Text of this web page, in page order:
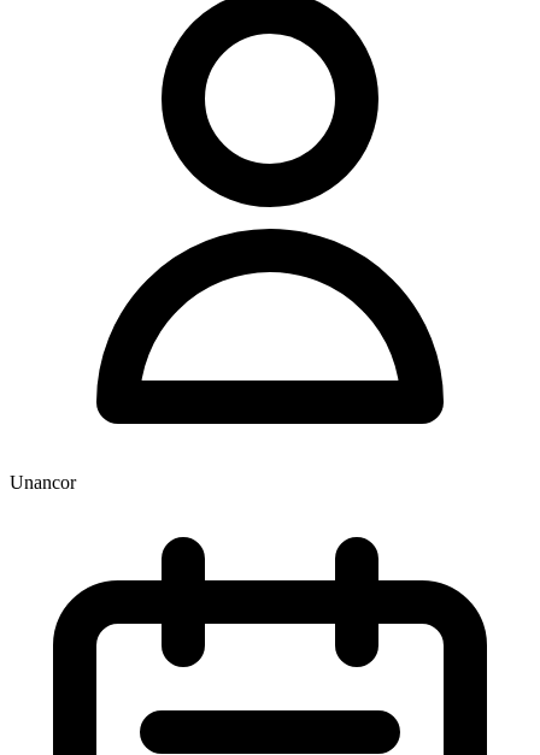
Unancor